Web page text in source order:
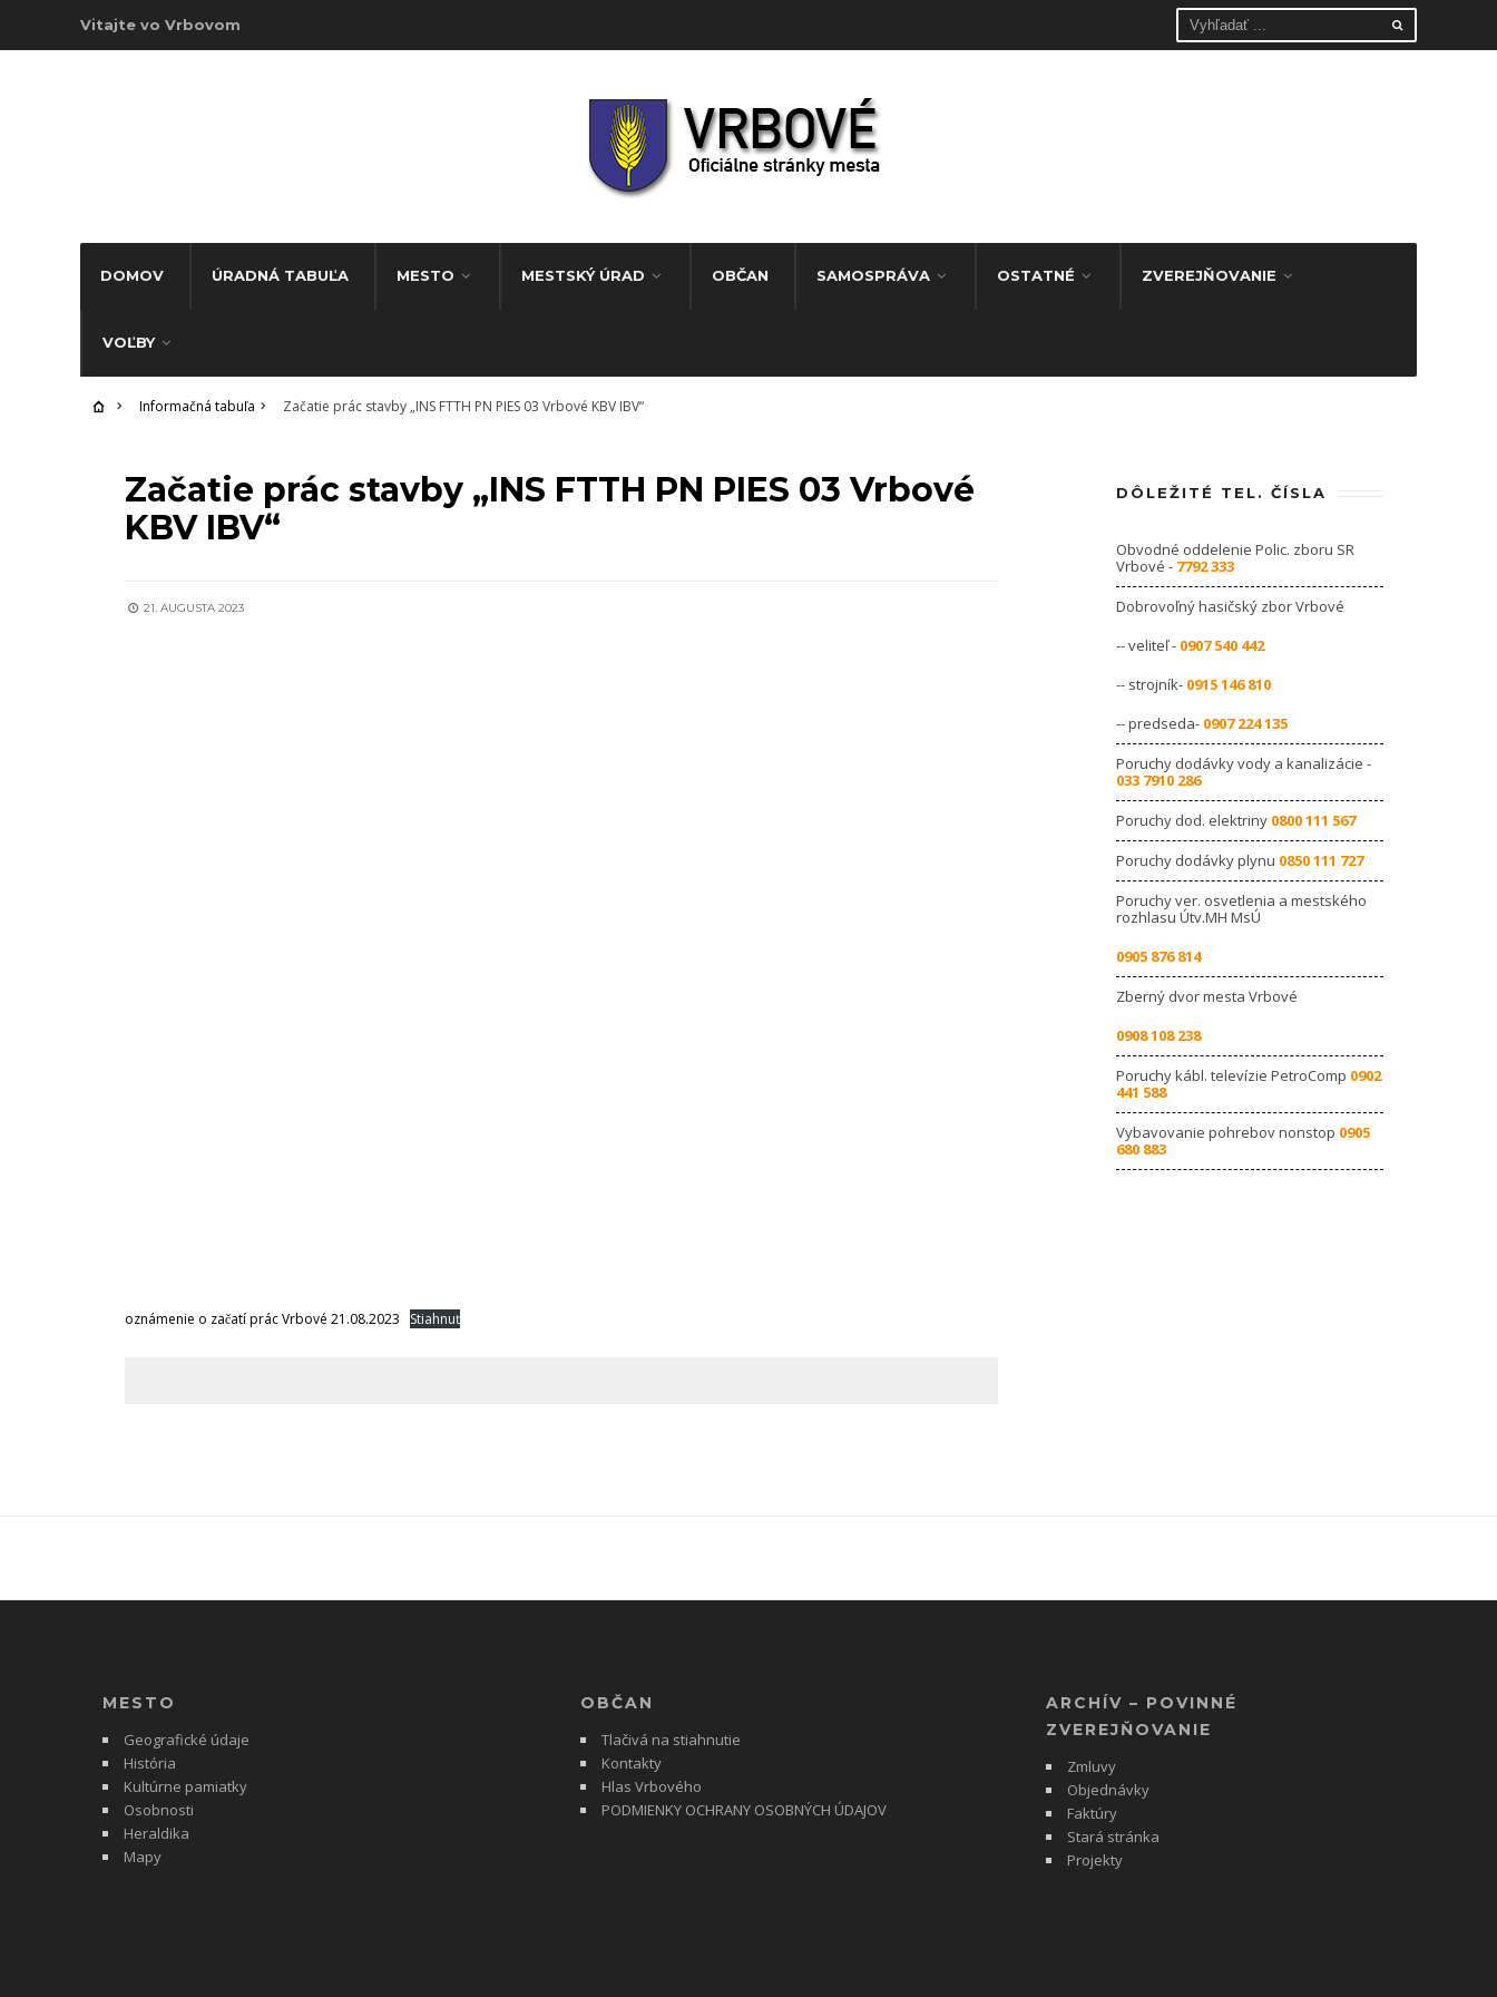
Vitajte vo Vrbovom
DOMOV ÚRADNÁ TABUĽA MESTO MESTSKÝ ÚRAD OBČAN SAMOSPRÁVA OSTATNÉ ZVEREJŇOVANIE
VOĽBY
Informačná tabuľa Začatie prác stavby „INS FTTH PN PIES 03 Vrbové KBV IBV“
INFORMAČNÁ TABUĽA
Začatie prác stavby „INS FTTH PN PIES 03 Vrbové
KBV IBV“
21. AUGUSTA 2023
oznámenie o začatí prác Vrbové 21.08.2023 Stiahnuť
DÔLEŽITÉ TEL. ČÍSLA
Obvodné oddelenie Polic. zboru SR
Vrbové - 7792 333
Dobrovoľný hasičský zbor Vrbové
-- veliteľ - 0907 540 442
-- strojník- 0915 146 810
-- predseda- 0907 224 135
Poruchy dodávky vody a kanalizácie -
033 7910 286
Poruchy dod. elektriny 0800 111 567
Poruchy dodávky plynu 0850 111 727
Poruchy ver. osvetlenia a mestského
rozhlasu Útv.MH MsÚ
0905 876 814
Zberný dvor mesta Vrbové
0908 108 238
Poruchy kábl. televízie PetroComp 0902
441 588
Vybavovanie pohrebov nonstop 0905
680 883
MESTO
Geografické údaje
História
Kultúrne pamiatky
Osobnosti
Heraldika
Mapy
OBČAN
Tlačivá na stiahnutie
Kontakty
Hlas Vrbového
PODMIENKY OCHRANY OSOBNÝCH ÚDAJOV
ARCHÍV – POVINNÉ
ZVEREJŇOVANIE
Zmluvy
Objednávky
Faktúry
Stará stránka
Projekty